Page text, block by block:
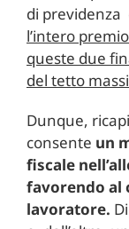
di previdenza
l’intero
queste due
del tetto
Dunque,
consente un
fiscale
favorendo al
lavoratore.